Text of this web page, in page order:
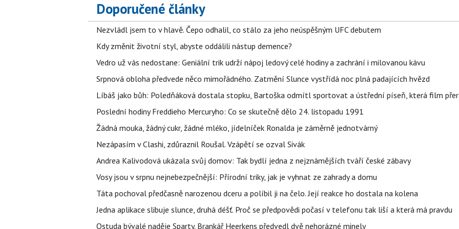
Doporučené články
Nezvládl jsem to v hlavě. Čepo odhalil, co stálo za jeho neúspěšným UFC debutem
Kdy změnit životní styl, abyste oddálili nástup demence?
Vedro už vás nedostane: Geniální trik udrží nápoj ledový celé hodiny a zachrání i milovanou kávu
Srpnová obloha předvede něco mimořádného. Zatmění Slunce vystřídá noc plná padajících hvězd
Líbáš jako bůh: Poledňáková dostala stopku, Bartoška odmítl sportovat a ústřední píseň, která film
Poslední hodiny Freddieho Mercuryho: Co se skutečně dělo 24. listopadu 1991
Žádná mouka, žádný cukr, žádné mléko, jídelníček Ronalda je záměrně jednotvárný
Nezápasím v Clashi, zdůraznil Roušal. Vzápětí se ozval Sivák
Andrea Kalivodová ukázala svůj domov: Tak bydlí jedna z nejznámějších tváří české zábavy
Vosy jsou v srpnu nejnebezpečnější: Přírodní triky, jak je vyhnat ze zahrady a domu
Táta pochoval předčasně narozenou dceru a políbil ji na čelo. Její reakce ho dostala na kolena
Jedna aplikace slibuje slunce, druhá déšť. Proč se předpovědi počasí v telefonu tak liší a která má pravdu
Ostuda bývalé naděje Sparty. Brankář Heerkens předvedl dvě nehorázné minely